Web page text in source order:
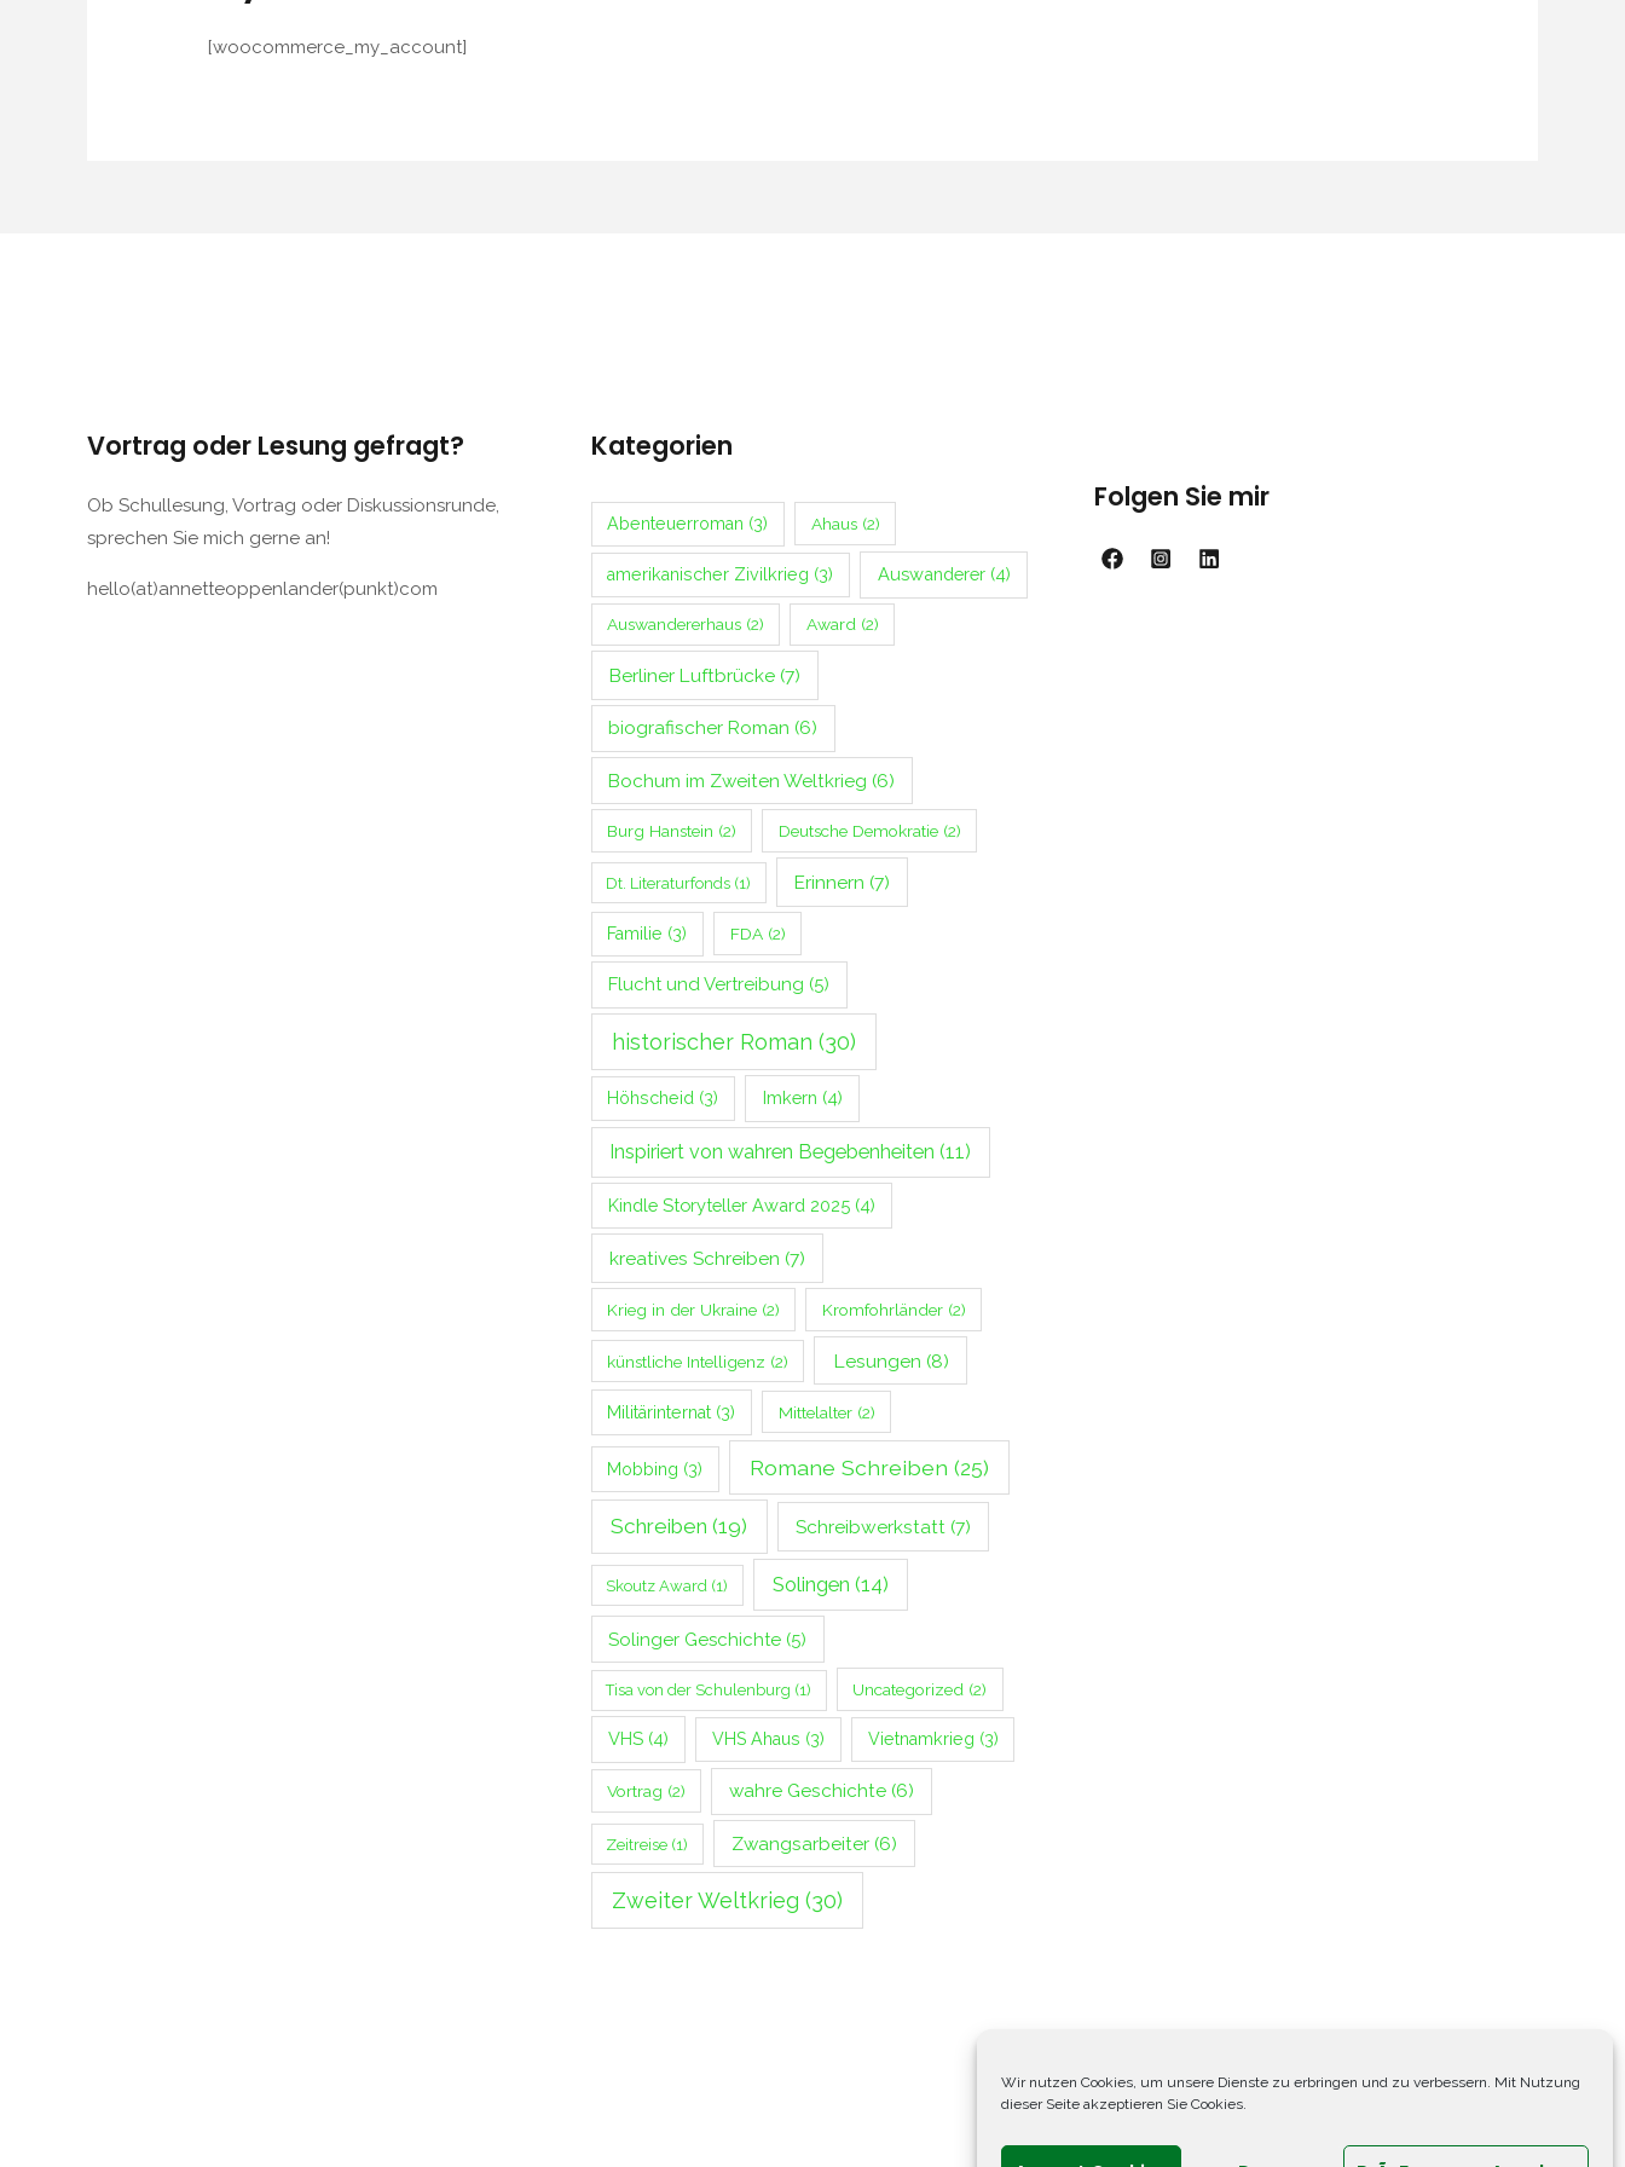
Wir nutzen Cookies, um unsere Dienste zu erbringen und zu verbessern. Mit Nutzung
dieser Seite akzeptieren Sie Cookies.
[woocommerce_my_account]
Vortrag oder Lesung gefragt?
Ob Schullesung, Vortrag oder Diskussionsrunde,
sprechen Sie mich gerne an!
hello(at)annetteoppenlander(punkt)com
Kategorien
Abenteuerroman (3) Ahaus(2)
amerikanischer Zivilkrieg (3) Auswanderer(4)
Auswandererhaus (2) Award(2)
Berliner Luftbrücke(7)
biografischer Roman (6)
Bochum im Zweiten Weltkrieg (6)
Burg Hanstein (2) Deutsche Demokratie(2)
Dt. Literaturfonds (1) Erinnern (7)
Familie (3) FDA(2)
Flucht und Vertreibung (5)
historischer Roman (30)
Höhscheid (3) Imkern (4)
Inspiriert von wahren Begebenheiten (11)
Kindle Storyteller Award 2025(4)
kreatives Schreiben (7)
Krieg in der Ukraine (2) Kromfohrländer(2)
künstliche Intelligenz (2) Lesungen (8)
Militärinternat (3) Mittelalter(2)
Mobbing (3) Romane Schreiben (25)
Schreiben (19) Schreibwerkstatt(7)
Skoutz Award (1) Solingen (14)
Solinger Geschichte (5)
Tisa von der Schulenburg (1) Uncategorized (2)
VHS(4) VHS Ahaus (3) Vietnamkrieg (3)
Vortrag (2) wahre Geschichte (6)
Zeitreise (1) Zwangsarbeiter(6)
Zweiter Weltkrieg (30)
Folgen Sie mir